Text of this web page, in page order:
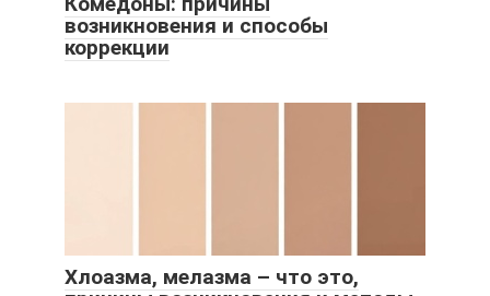
возникновения и способы
коррекции
Хлоазма, мелазма – что это,